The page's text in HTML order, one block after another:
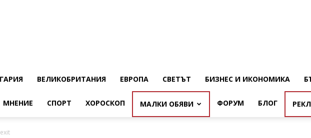
ВЕЛИКОБРИТАНИЯ ЕВРОПА СВЕТЪТ БИЗНЕС И ИКОНОМИКА
МНЕНИЕ СПОРТ ХОРОСКОП МАЛКИ ОБЯВИ ФОРУМ БЛОГ